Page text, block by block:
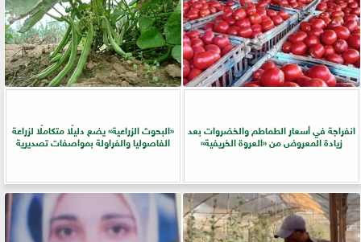
انفراجة في أسعار الطماطم والخضروات بعد
زيادة المعروض من «العروة الخريفية»
​«البحوث الزراعية» يضع دليلًا متكاملًا لزراعة
الفاصوليا والفراولة بمواصفات تصديرية